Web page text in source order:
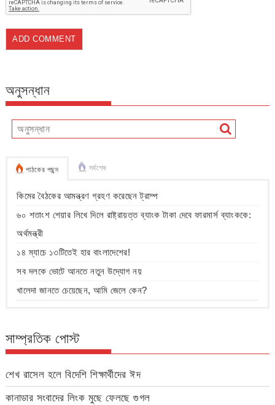
অনুসন্ধান
পাঠকের পছন্দ সর্বশেষ
কিমের বৈঠকের আমন্ত্রণ গ্রহণ করেছেন ট্রাম্প
৬০ শতাংশ শেয়ার লিখে দিলে রাষ্ট্রায়ত্ত ব্যাংক টাকা দেবে ফারমার্স ব্যাংককে:
অর্থমন্ত্রী
১৪ ম্যাচে ১৩টিতেই হার বাংলাদেশের!
সব দলকে ভোটে আনতে নতুন উদ্যোগ নয়
খালেদা জানতে চেয়েছেন, আমি জেলে কেন?
সাম্প্রতিক পোস্ট
শেখ রাসেল হলে বিদেশি শিক্ষার্থীদের ঈদ
কানাডার সংবাদের লিংক মুছে ফেলছে গুগল